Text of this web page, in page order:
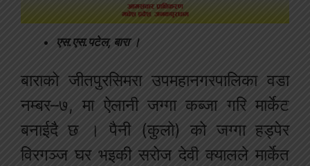
एस.एस.पटेल, बारा ।
बाराको जीतपुरसिमरा उपमहानगरपालिका वडा
नम्बर–७, मा ऐलानी जग्गा कब्जा गरि मार्केट
बनाईदै छ । पैनी (कुलो) को जग्गा हड्पेर
विरगञ्ज घर भइकी सरोज देवी क्यालले मार्केत